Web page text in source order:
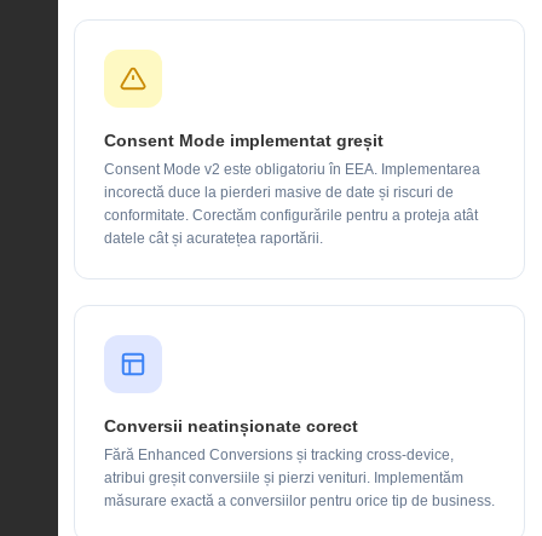
Consent Mode implementat greșit
Consent Mode v2 este obligatoriu în EEA. Implementarea
incorectă duce la pierderi masive de date și riscuri de
conformitate. Corectăm configurările pentru a proteja atât
datele cât și acuratețea raportării.
Conversii neatinșionate corect
Fără Enhanced Conversions și tracking cross-device,
atribui greșit conversiile și pierzi venituri. Implementăm
măsurare exactă a conversiilor pentru orice tip de business.